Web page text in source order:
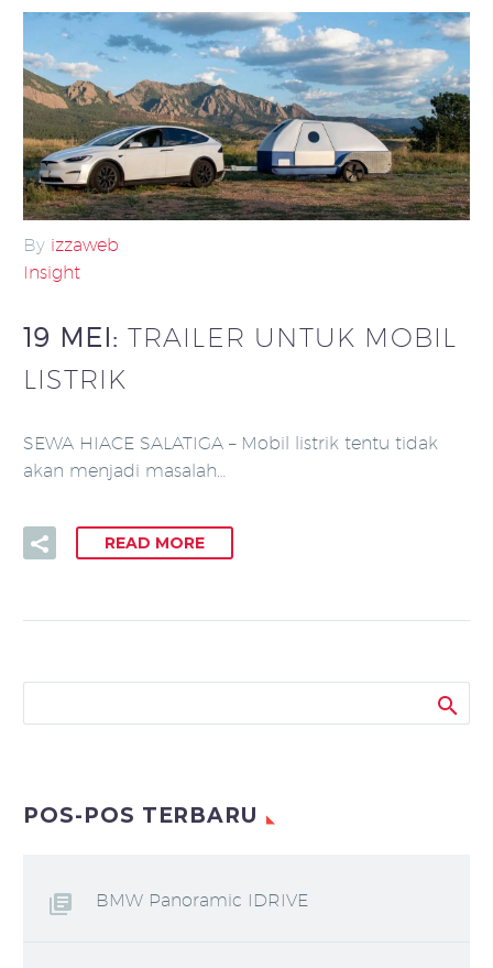
By izzaweb
Insight
19 MEI: TRAILER UNTUK MOBIL
LISTRIK
SEWA HIACE SALATIGA – Mobil listrik tentu tidak
akan menjadi masalah…
READ MORE
POS-POS TERBARU
BMW Panoramic IDRIVE